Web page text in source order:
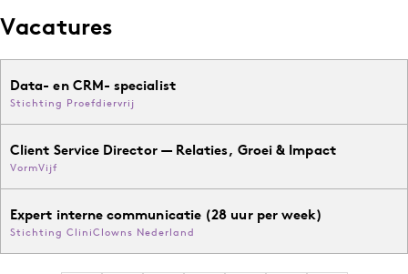
Vacatures
Data- en CRM- specialist
Stichting Proefdiervrij
Client Service Director — Relaties, Groei & Impact
VormVijf
Expert interne communicatie (28 uur per week)
Stichting CliniClowns Nederland